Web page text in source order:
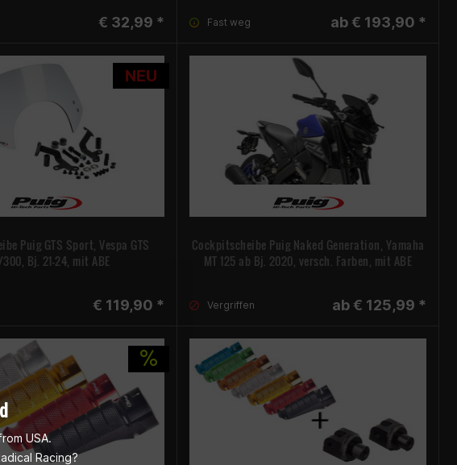
€ 32,99 * Fast weg ab € 193,90 *
NEU
Puig GTS Sport, Vespa GTS
Bj. 21-24, mit ABE
€ 119,90 *
Cockpitscheibe Puig Naked Generation, Yamaha
MT 125 ab Bj. 2020, versch. Farben, mit ABE
Vergriffen ab € 125,99 *
USA.
Racing?